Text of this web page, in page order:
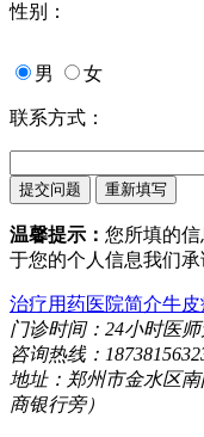
性别：
男 女
联系方式：
温馨提示： 您所填的
于您的个人信息我们承
治疗用药医院简介牛皮
门诊时间：24小时医
咨询热线：
地址：郑州市金水区
商银行旁）